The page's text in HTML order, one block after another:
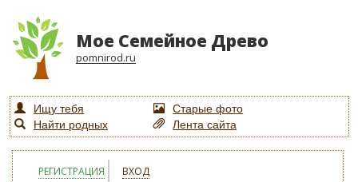
Мое Семейное Древо
pomnirod.ru
Ищу тебя
Старые фото
Найти родных
Лента сайта
РЕГИСТРАЦИЯ ВХОД